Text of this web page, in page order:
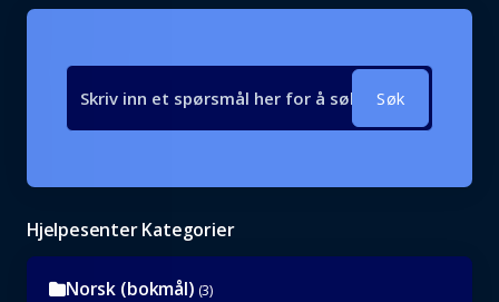
Søk
Hjelpesenter Kategorier
Norsk (bokmål) (3)